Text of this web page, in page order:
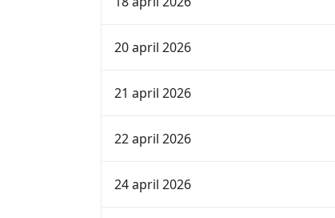
20 april 2026
21 april 2026
22 april 2026
24 april 2026